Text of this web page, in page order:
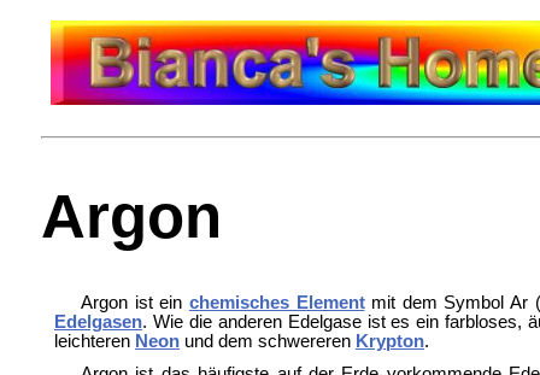
Argon
Argon ist ein chemisches Elementmit dem Symbol Ar
Edelgasen. Wie die anderen Edelgase ist es ein farbloses,
leichteren Neonund dem schwereren Krypton.